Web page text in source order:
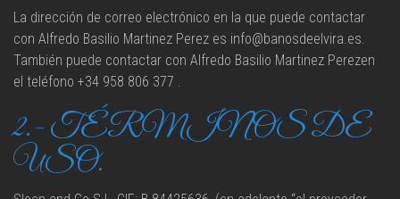
La dirección de correo electrónico en la que puede contactar
con Alfredo Basilio Martinez Perez es info@banosdeelvira.es.
También puede contactar con Alfredo Basilio Martinez Perezen
el teléfono +34 958 806 377 .
2.- TÉRMINOS DE
USO.